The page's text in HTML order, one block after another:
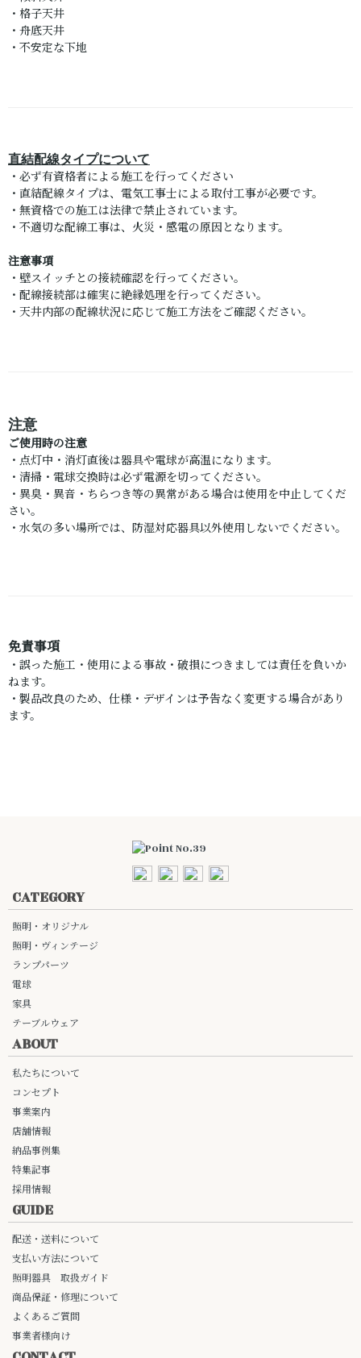
・格子天井
・舟底天井
・不安定な下地
直結配線タイプについて
・必ず有資格者による施工を行ってください
・直結配線タイプは、電気工事士による取付工事が必要です。
・無資格での施工は法律で禁止されています。
・不適切な配線工事は、火災・感電の原因となります。
注意事項
・壁スイッチとの接続確認を行ってください。
・配線接続部は確実に絶縁処理を行ってください。
・天井内部の配線状況に応じて施工方法をご確認ください。
注意
ご使用時の注意
・点灯中・消灯直後は器具や電球が高温になります。
・清掃・電球交換時は必ず電源を切ってください。
・異臭・異音・ちらつき等の異常がある場合は使用を中止してくだ
さい。
・水気の多い場所では、防湿対応器具以外使用しないでください。
免責事項
・誤った施工・使用による事故・破損につきましては責任を負いか
ねます。
・製品改良のため、仕様・デザインは予告なく変更する場合があり
ます。
CATEGORY
照明・オリジナル
照明・ヴィンテージ
ランプパーツ
電球
家具
テーブルウェア
ABOUT
私たちについて
コンセプト
事業案内
店舗情報
納品事例集
特集記事
採用情報
GUIDE
配送・送料について
支払い方法について
照明器具 取扱ガイド
商品保証・修理について
よくあるご質問
事業者様向け